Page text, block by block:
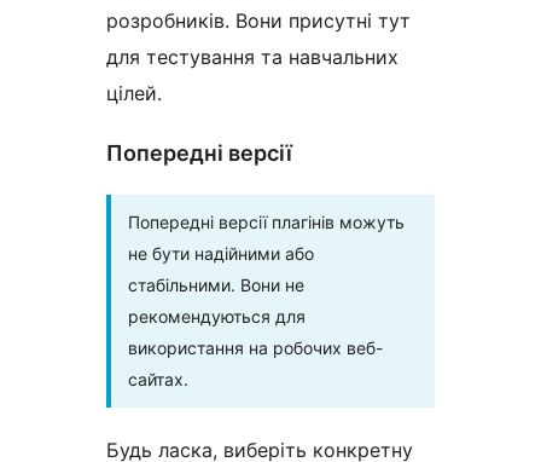
розробників. Вони присутні тут
для тестування та навчальних
цілей.
Попередні версії
Попередні версії плагінів можуть
не бути надійними або
стабільними. Вони не
рекомендуються для
використання на робочих веб-
сайтах.
Будь ласка, виберіть конкретну